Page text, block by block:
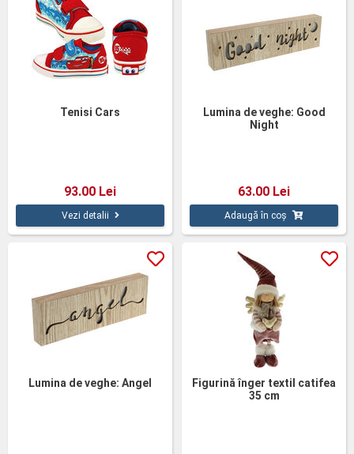
Tenisi Cars
93.00 Lei
Vezi detalii
Lumina de veghe: Good
Night
63.00 Lei
Adaugă în coș
Lumina de veghe: Angel
Figurină înger textil catifea
35 cm